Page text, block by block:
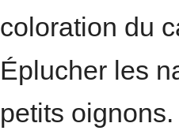
coloration du
Éplucher les
petits